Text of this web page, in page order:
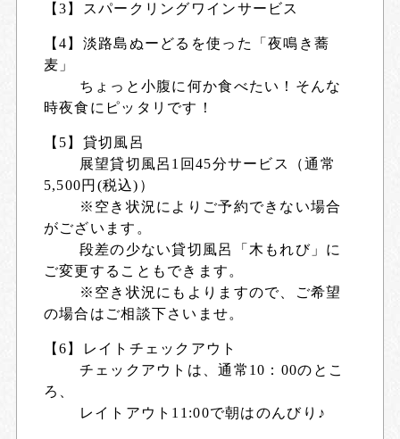
【3】スパークリングワインサービス
【4】淡路島ぬーどるを使った「夜鳴き蕎
麦」
ちょっと小腹に何か食べたい！そんな
時夜食にピッタリです！
【5】貸切風呂
展望貸切風呂1回45分サービス（通常
5,500円(税込)）
※空き状況によりご予約できない場合
がございます。
段差の少ない貸切風呂「木もれび」に
ご変更することもできます。
※空き状況にもよりますので、ご希望
の場合はご相談下さいませ。
【6】レイトチェックアウト
チェックアウトは、通常10：00のとこ
ろ、
レイトアウト11:00で朝はのんびり♪